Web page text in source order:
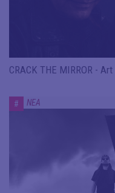
CRACK THE MIRROR -
# ΝΕΑ